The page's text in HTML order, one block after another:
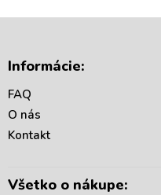
Informácie:
FAQ
O nás
Kontakt
Všetko o nákupe: